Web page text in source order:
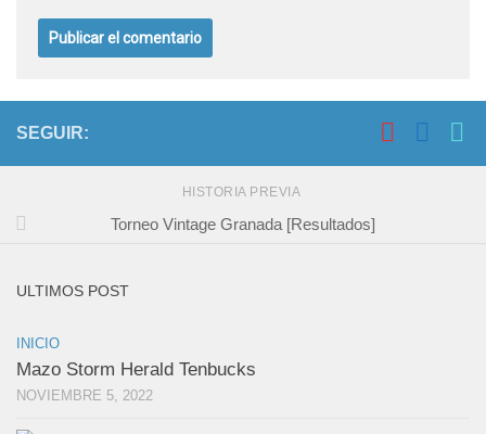
SEGUIR:
HISTORIA PREVIA
Torneo Vintage Granada [Resultados]
ULTIMOS POST
INICIO
Mazo Storm Herald Tenbucks
NOVIEMBRE 5, 2022